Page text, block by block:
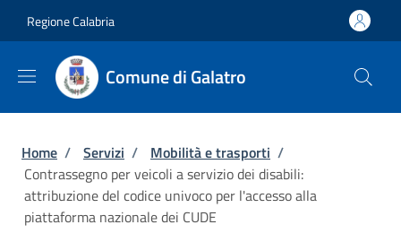
Regione Calabria
Comune di Galatro
Briciole di pane
Home / Servizi / Mobilità e trasporti /
Contrassegno per veicoli a servizio dei disabili:
attribuzione del codice univoco per l'accesso alla
piattaforma nazionale dei CUDE